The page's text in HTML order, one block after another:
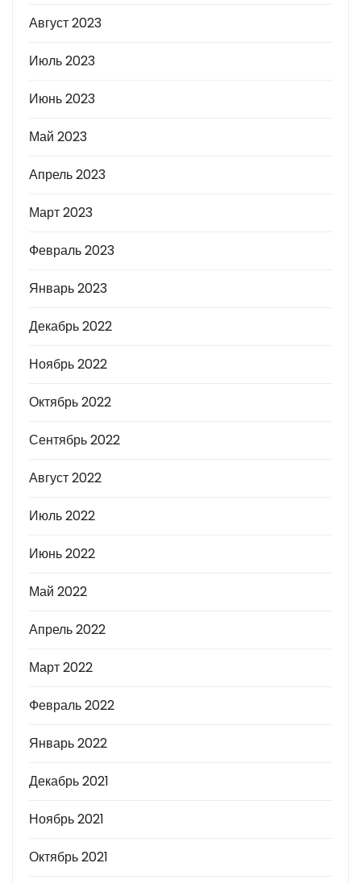
Август 2023
Июль 2023
Июнь 2023
Май 2023
Апрель 2023
Март 2023
Февраль 2023
Январь 2023
Декабрь 2022
Ноябрь 2022
Октябрь 2022
Сентябрь 2022
Август 2022
Июль 2022
Июнь 2022
Май 2022
Апрель 2022
Март 2022
Февраль 2022
Январь 2022
Декабрь 2021
Ноябрь 2021
Октябрь 2021